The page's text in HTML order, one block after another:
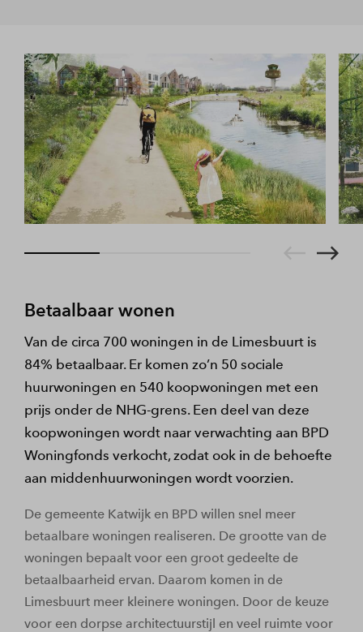
Valkenburg verbindt - zijn gereed.
Betaalbaar wonen
Van de circa 700 woningen in de Limesbuurt is
84% betaalbaar. Er komen zo’n 50 sociale
huurwoningen en 540 koopwoningen met een
prijs onder de NHG-grens. Een deel van deze
koopwoningen wordt naar verwachting aan BPD
Woningfonds verkocht, zodat ook in de behoefte
aan middenhuurwoningen wordt voorzien.
De gemeente Katwijk en BPD willen snel meer
betaalbare woningen realiseren. De grootte van de
woningen bepaalt voor een groot gedeelte de
betaalbaarheid ervan. Daarom komen in de
Limesbuurt meer kleinere woningen. Door de keuze
voor een dorpse architectuurstijl en veel ruimte voor